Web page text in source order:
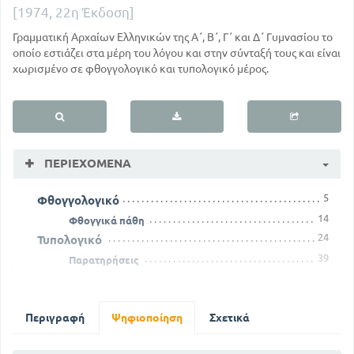
[1974, 22η Έκδοση]
Γραμματική Αρχαίων Ελληνικών της Α΄, Β΄, Γ΄ και Δ΄ Γυμνασίου το
οποίο εστιάζει στα μέρη του λόγου και στην σύνταξή τους και είναι
χωρισμένο σε φθογγολογικό και τυπολογικό μέρος.
ΠΕΡΙΕΧΌΜΕΝΑ
Φθογγολογικό 5
Φθογγικά πάθη 14
Τυπολογικό 24
Παρατηρήσεις
39
Κλίση των μετοχών
Περιγραφή Ψηφιοποίηση Σχετικά